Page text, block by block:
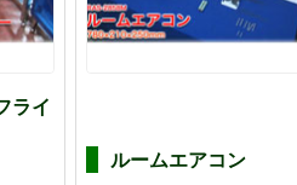
ライ
ルームエアコン